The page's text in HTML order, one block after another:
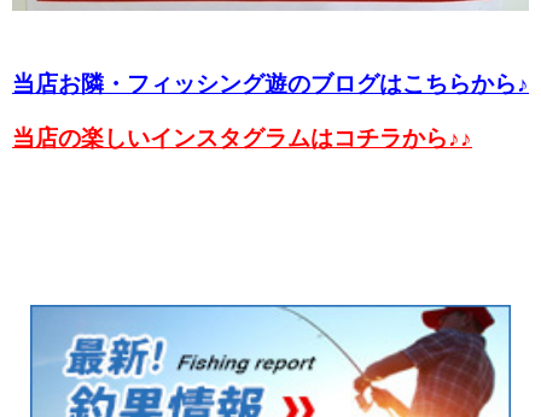
当店お隣・フィッシング遊のブログはこちらから♪
当店の楽しいインスタグラムはコチラから♪♪